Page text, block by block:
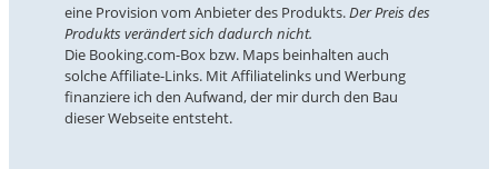
eine Provision vom Anbieter des Produkts.Der Preis des
Produkts verändert sich dadurch nicht.
Die Booking.com-Box bzw. Maps beinhalten auch
solche Affiliate-Links. Mit Affiliatelinks und Werbung
finanziere ich den Aufwand, der mir durch den Bau
dieser Webseite entsteht.